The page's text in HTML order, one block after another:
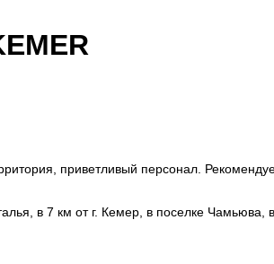
приветливый персонал.
в 7 км от г. Кемер, в поселке Чамьюва,